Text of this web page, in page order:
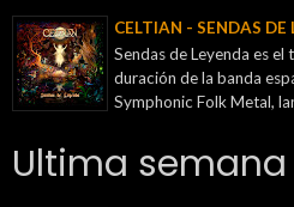
CELTIAN - SENDAS
Sendas de Leyenda es
duración de la banda
Symphonic Folk Metal,
Ultima semana